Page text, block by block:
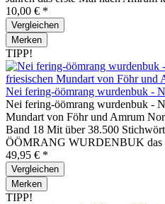
10,00 € *
Vergleichen
Merken
TIPP!
Nei fering-öömrang wurdenbuk -
Nei fering-öömrang wurdenbuk -
Mundart von Föhr und Amrum
Band 18 Mit über 38.500
ÖÖMRANG WURDENBUK das
49,95 € *
Vergleichen
Merken
TIPP!